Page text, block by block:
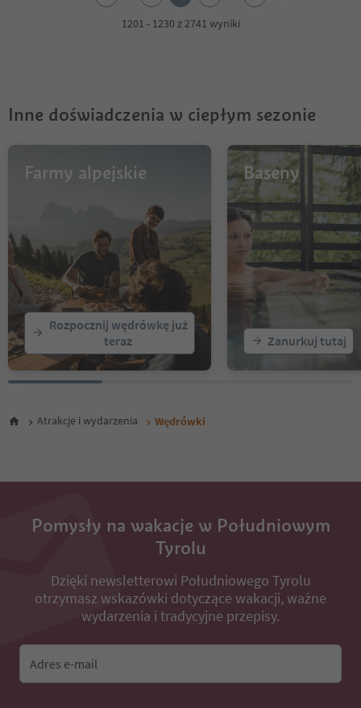
10
12
17
18
19
21
22
23
24
25
26
29
43
45
1201 - 1230 z 2741 wyniki
Inne doświadczenia w ciepłym sezonie
Farmy alpejskie
Rozpocznij wędrówkę już
teraz
Baseny
Zanurkuj tutaj
Atrakcje i wydarzenia Wędrówki
Pomysły na wakacje w Południowym
Tyrolu
Dzięki newsletterowi Południowego Tyrolu
otrzymasz wskazówki dotyczące wakacji, ważne
wydarzenia i tradycyjne przepisy.
Adres e-mail